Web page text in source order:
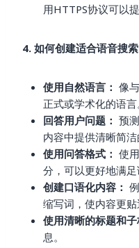
用HTTPS协议可以
4. 如何创建适合语音搜
使用自然语言： 像
正式或学术化的语言
回答用户问题： 预
内容中提供清晰简洁
使用问答格式： 使
分，可以更好地满足
创建口语化内容：
缩写词，使内容更贴
使用清晰的标题和子
息。